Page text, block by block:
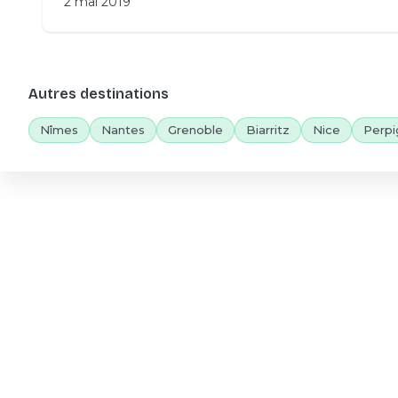
Autres destinations
Nîmes Nantes Grenoble Biarritz Nice